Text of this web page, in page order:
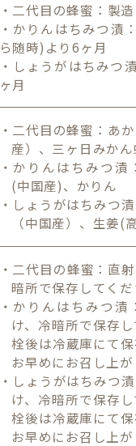
・二代目の蜂蜜：製
・かりんはちみつ漬
ら随時)より6ヶ月
・しょうがはちみつ
ヶ月
・二代目の蜂蜜：あ
産）、三ヶ日みかん
・かりんはちみつ漬
(中国産)、かりん
・しょうがはちみつ
（中国産）、生姜(
・二代目の蜂蜜：直
暗所で保存してくだ
・かりんはちみつ漬
け、冷暗所で保存
栓後は冷蔵庫にて
お早めにお召し上が
・しょうがはちみつ
け、冷暗所で保存
栓後は冷蔵庫にて
お早めにお召し上が